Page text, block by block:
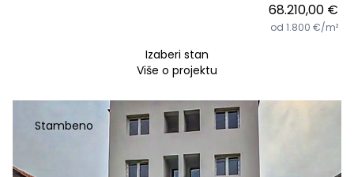
68.210,00 €
od 1.800 €/m²
Izaberi stan
Više o projektu
Stambeno